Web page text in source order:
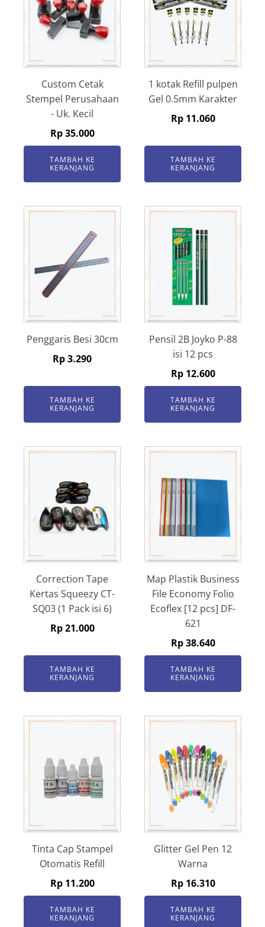
Custom Cetak
Stempel Perusahaan
- Uk. Kecil
Rp35.000
TAMBAH KE
KERANJANG
1 kotak Refill pulpen
Gel 0.5mm Karakter
Rp11.060
TAMBAH KE
KERANJANG
Penggaris Besi 30cm
Rp3.290
TAMBAH KE
KERANJANG
Pensil 2B Joyko P-88
isi 12 pcs
Rp12.600
TAMBAH KE
KERANJANG
Correction Tape
Kertas Squeezy CT-
SQ03 (1 Pack isi 6)
Rp21.000
TAMBAH KE
KERANJANG
Map Plastik Business
File Economy Folio
Ecoflex [12 pcs] DF-
621
Rp38.640
TAMBAH KE
KERANJANG
Tinta Cap Stampel
Otomatis Refill
Rp11.200
TAMBAH KE
KERANJANG
Glitter Gel Pen 12
Warna
Rp16.310
TAMBAH KE
KERANJANG